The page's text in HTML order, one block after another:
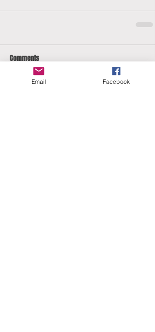
Comments
Email Facebook